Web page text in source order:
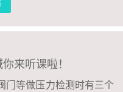
来听课啦！
门等做压力检测时有三个